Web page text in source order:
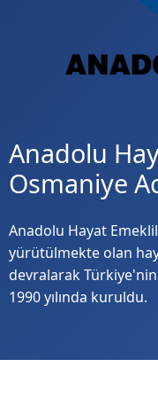
Anadolu
Osmaniye
Anadolu Hayat
yürütülmekte olan
devralarak
1990 yılında kuruldu.